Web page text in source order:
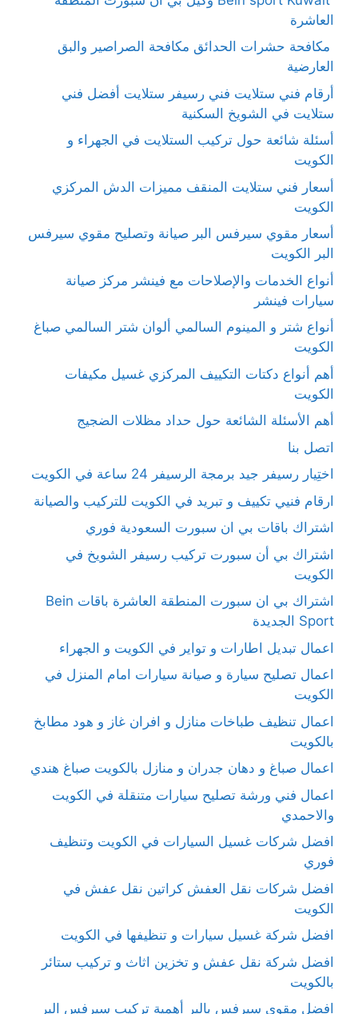
العاشرة
مكافحة حشرات الحدائق مكافحة الصراصير والبق
العارضية
أرقام فني ستلايت فني رسيفر ستلايت أفضل فني
ستلايت في الشويخ السكنية
أسئلة شائعة حول تركيب الستلايت في الجهراء و
الكويت
أسعار فني ستلايت المنقف مميزات الدش المركزي
الكويت
أسعار مقوي سيرفس البر صيانة وتصليح مقوي سيرفس
البر الكويت
أنواع الخدمات والإصلاحات مع فينشر مركز صيانة
سيارات فينشر
أنواع شتر و المينوم السالمي ألوان شتر السالمي صباغ
الكويت
أهم أنواع دكتات التكييف المركزي غسيل مكيفات
الكويت
أهم الأسئلة الشائعة حول حداد مظلات الضجيج
اتصل بنا
اختِيار رسيفر جيد برمجة الرسيفر 24 ساعة في الكويت
ارقام فنيي تكييف و تبريد في الكويت للتركيب والصيانة
اشتراك باقات بي ان سبورت السعودية فوري
اشتراك بي أن سبورت تركيب رسيفر الشويخ في
الكويت
اشتراك بي ان سبورت المنطقة العاشرة باقات Bein
Sport الجديدة
اعمال تبديل اطارات و تواير في الكويت و الجهراء
اعمال تصليح سيارة و صيانة سيارات امام المنزل في
الكويت
اعمال تنظيف طباخات منازل و افران غاز و هود مطابخ
بالكويت
اعمال صباغ و دهان جدران و منازل بالكويت صباغ هندي
اعمال فني ورشة تصليح سيارات متنقلة في الكويت
والاحمدي
افضل شركات غسيل السيارات في الكويت وتنظيف
فوري
افضل شركات نقل العفش كراتين نقل عفش في
الكويت
افضل شركة غسيل سيارات و تنظيفها في الكويت
افضل شركة نقل عفش و تخزين اثاث و تركيب ستائر
بالكويت
افضل مقوي سيرفس بالبر أهمية تركيب سيرفس البر